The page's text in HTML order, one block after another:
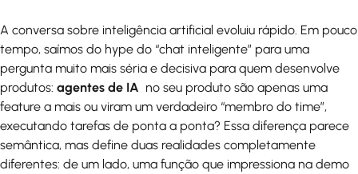
A conversa sobre inteligência artificial evoluiu rápido. Em pouco
tempo, saímos do hype do “chat inteligente” para uma
pergunta muito mais séria e decisiva para quem desenvolve
produtos: agentes de IA no seu produto são apenas uma
feature a mais ou viram um verdadeiro “membro do time”,
executando tarefas de ponta a ponta? Essa diferença parece
semântica, mas define duas realidades completamente
diferentes: de um lado, uma função que impressiona na demo